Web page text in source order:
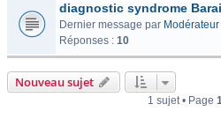
diagnostic syndrome
Dernier message par Modérateur
Réponses : 10
Nouveau sujet
1 sujet • Page